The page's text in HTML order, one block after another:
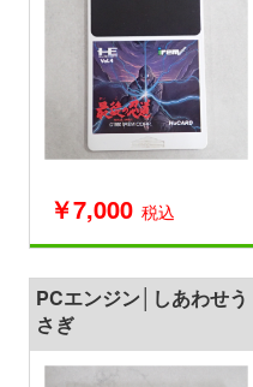
￥7,000 税込
PCエンジン│しあわせう
さぎ